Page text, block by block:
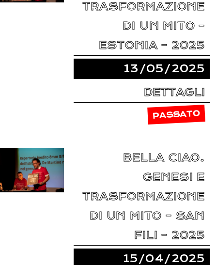
TRASFORMAZIONE
DI UN MITO –
ESTONIA – 2025
13/05/2025
DETTAGLI
PASSATO
BELLA CIAO.
GENESI E
TRASFORMAZIONE
DI UN MITO – SAN
FILI – 2025
15/04/2025